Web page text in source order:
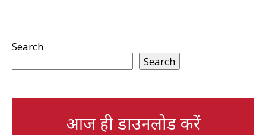
Search
Search
आज ही डाउनलोड करें